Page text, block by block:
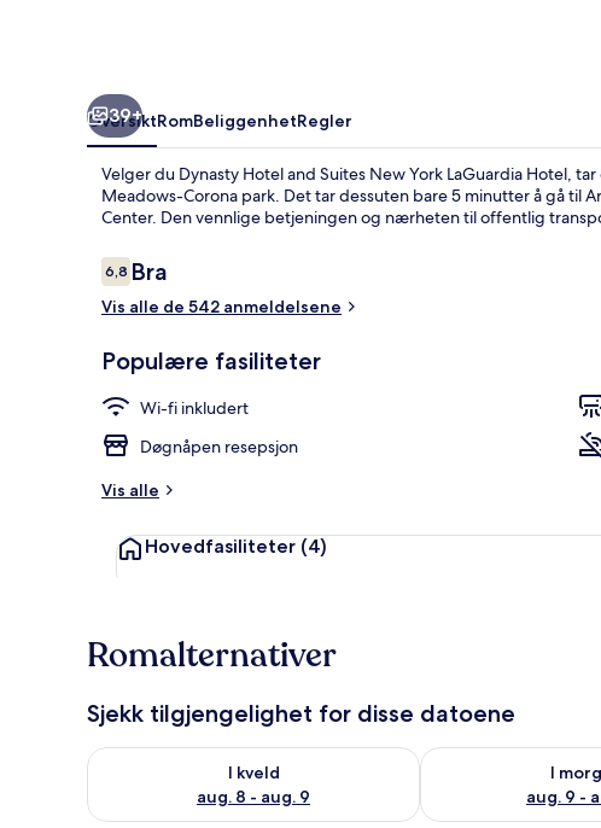
39+
OversiktRomBeliggenhetRegler
Velger du Dynasty Hotel and Suites New York LaGuardia Hotel,
Meadows-Corona park. Det tar dessuten bare 5 minutter å gå til
Center. Den vennlige betjeningen og nærheten til offentlig
Anmeldelser
6,86,8 av 10 –
Bra
Vis alle de 542 anmeldelsene
Populære fasiliteter
Wi-fi inkludert
Døgnåpen resepsjon
Vis alle
Hovedfasiliteter (4)
Romalternativer
Sjekk tilgjengelighet for disse datoene
I kveld
aug. 8 - aug. 9
Sjekk tilgjengelighet for i kveld, aug. 8 - aug. 9
I
aug. 9 -
Sjekk tilgjengelighet